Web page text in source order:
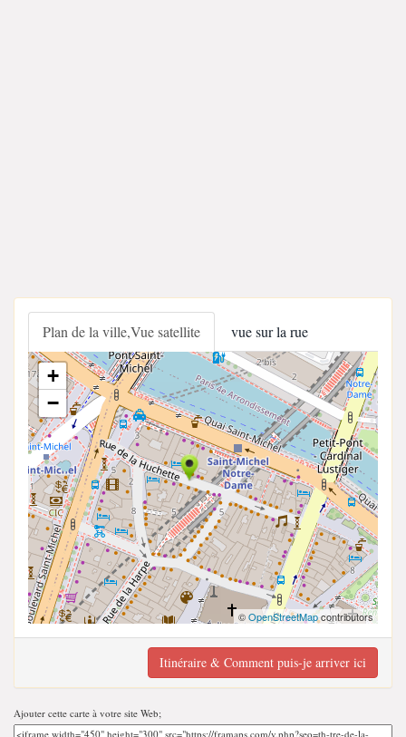
Plan de la ville,Vue satellite vue sur la rue
+
−
©OpenStreetMapcontributors
Itinéraire & Comment puis-je arriver ici
Ajouter cette carte à votre site Web;